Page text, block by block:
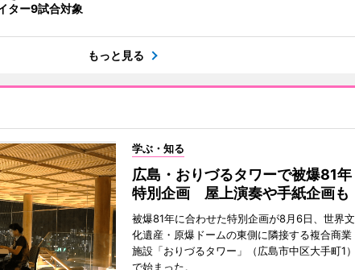
ター9試合対象
もっと見る
学ぶ・知る
広島・おりづるタワーで被爆81年
特別企画 屋上演奏や手紙企画も
被爆81年に合わせた特別企画が8月6日、世界文
化遺産・原爆ドームの東側に隣接する複合商業
施設「おりづるタワー」（広島市中区大手町1）
で始まった。